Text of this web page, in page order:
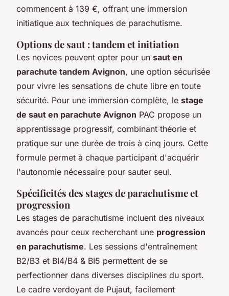
commencent à 139 €, offrant une immersion
initiatique aux techniques de parachutisme.
Options de saut : tandem et initiation
Les novices peuvent opter pour un saut en
parachute tandem Avignon, une option sécurisée
pour vivre les sensations de chute libre en toute
sécurité. Pour une immersion complète, le stage
de saut en parachute Avignon PAC propose un
apprentissage progressif, combinant théorie et
pratique sur une durée de trois à cinq jours. Cette
formule permet à chaque participant d'acquérir
l'autonomie nécessaire pour sauter seul.
Spécificités des stages de parachutisme et
progression
Les stages de parachutisme incluent des niveaux
avancés pour ceux recherchant une progression
en parachutisme. Les sessions d'entraînement
B2/B3 et BI4/B4 & BI5 permettent de se
perfectionner dans diverses disciplines du sport.
Le cadre verdoyant de Pujaut, facilement